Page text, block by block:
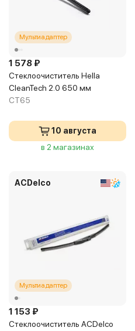
Мультиадаптер
1 578 ₽
Стеклоочиститель Hella
CleanTech 2.0 650 мм
CT65
10 августа
в 2 магазинах
ACDelco
Мультиадаптер
1 153 ₽
Стеклоочиститель ACDelco